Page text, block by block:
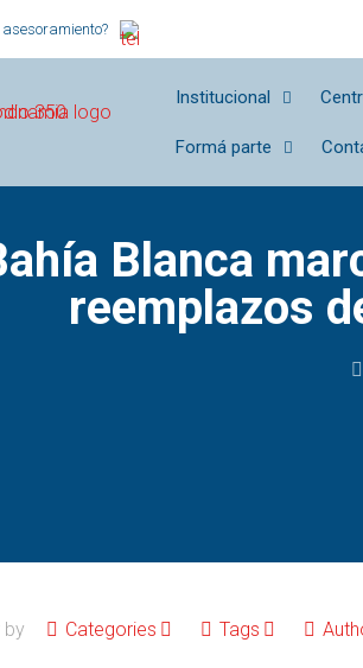
Institucional
Formá parte
Blanca
reemplazos
by Categories Tags